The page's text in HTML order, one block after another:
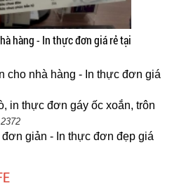
hàng - In thực đơn giá rẻ tại
cho nhà hàng - In thực đơn giá
in thực đơn gáy ốc xoắn, trôn
2372
đơn giản - In thực đơn đẹp giá